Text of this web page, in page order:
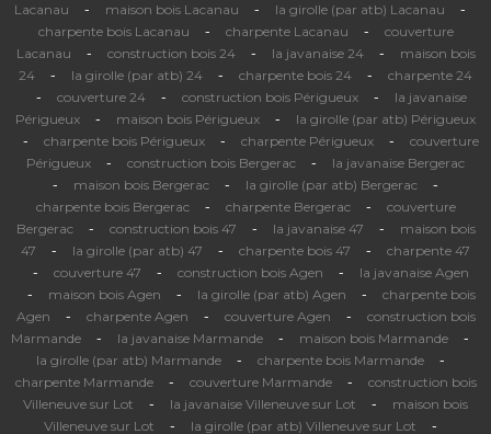
Lacanau
- maison bois Lacanau - la girolle (par atb) Lacanau -
charpente bois Lacanau - charpente Lacanau -
couverture
Lacanau
- construction bois 24 - la javanaise 24 -
maison bois
24
- la girolle (par atb) 24 - charpente bois 24 - charpente 24
- couverture 24 - construction bois Périgueux -
la javanaise
Périgueux
- maison bois Périgueux - la girolle (par atb) Périgueux
- charpente bois Périgueux - charpente Périgueux -
couverture
Périgueux
- construction bois Bergerac - la javanaise Bergerac
- maison bois Bergerac - la girolle (par atb) Bergerac -
charpente bois Bergerac - charpente Bergerac -
couverture
Bergerac
- construction bois 47 - la javanaise 47 -
maison bois
47
- la girolle (par atb) 47 - charpente bois 47 - charpente 47
- couverture 47 - construction bois Agen - la javanaise Agen
- maison bois Agen - la girolle (par atb) Agen -
charpente bois
Agen
- charpente Agen - couverture Agen -
construction bois
Marmande
- la javanaise Marmande - maison bois Marmande -
la girolle (par atb) Marmande - charpente bois Marmande -
charpente Marmande - couverture Marmande -
construction bois
Villeneuve sur Lot
- la javanaise Villeneuve sur Lot -
maison bois
Villeneuve sur Lot
- la girolle (par atb) Villeneuve sur Lot -